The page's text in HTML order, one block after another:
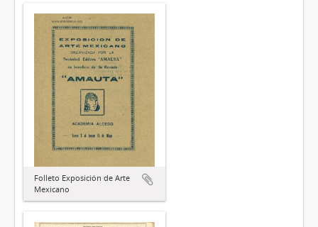
Folleto Exposición de Arte
Mexicano